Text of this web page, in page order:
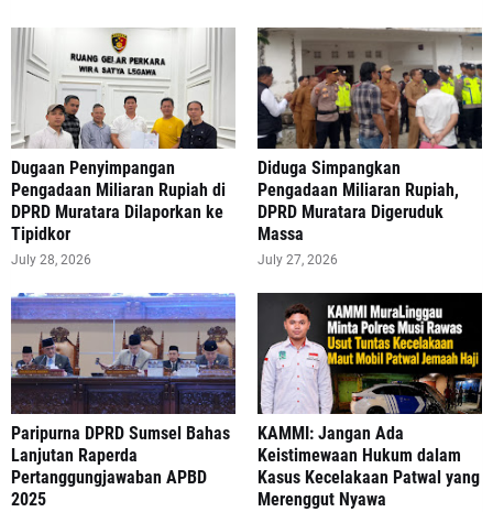
‎Dugaan Penyimpangan
Pengadaan Miliaran Rupiah di
DPRD Muratara Dilaporkan ke
Tipidkor
July 28, 2026
Diduga Simpangkan
Pengadaan Miliaran Rupiah,
DPRD Muratara Digeruduk
Massa
July 27, 2026
Paripurna DPRD Sumsel Bahas
Lanjutan Raperda
Pertanggungjawaban APBD
2025
‎KAMMI: Jangan Ada
Keistimewaan Hukum dalam
Kasus Kecelakaan Patwal yang
Merenggut Nyawa